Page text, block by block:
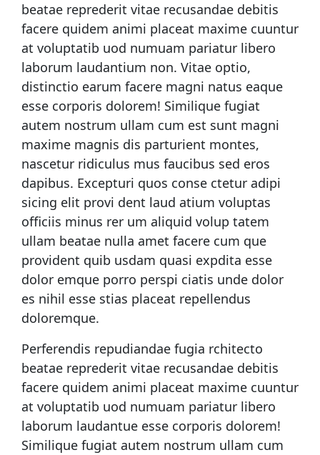
beatae reprederit vitae recusandae debitis
facere quidem animi placeat maxime cuuntur
at voluptatib uod numuam pariatur libero
laborum laudantium non. Vitae optio,
distinctio earum facere magni natus eaque
esse corporis dolorem! Similique fugiat
autem nostrum ullam cum est sunt magni
maxime magnis dis parturient montes,
nascetur ridiculus mus faucibus sed eros
dapibus. Excepturi quos conse ctetur adipi
sicing elit provi dent laud atium voluptas
officiis minus rer um aliquid volup tatem
ullam beatae nulla amet facere cum que
provident quib usdam quasi expdita esse
dolor emque porro perspi ciatis unde dolor
es nihil esse stias placeat repellendus
doloremque.
Perferendis repudiandae fugia rchitecto
beatae reprederit vitae recusandae debitis
facere quidem animi placeat maxime cuuntur
at voluptatib uod numuam pariatur libero
laborum laudantue esse corporis dolorem!
Similique fugiat autem nostrum ullam cum